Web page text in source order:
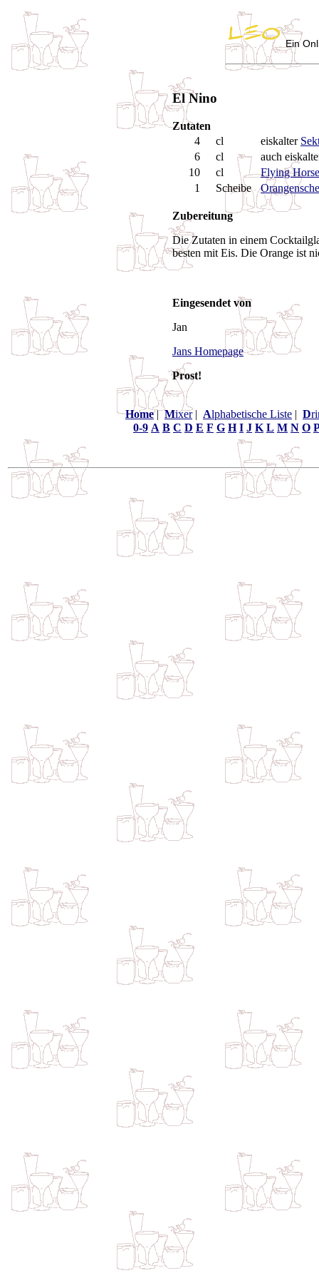
Ein
El Nino
Zutaten
4
cl eiskalter
6
cl
auch
10
cl
Flying Horse
1
Scheibe
Zubereitung
Die Zutaten in einem
besten mit Eis. Die Orange ist
Eingesendet von
Jan
Jans Homepage
Prost!
Home|Mixer| Alphabetische Liste | D
0-9 A B C D E F G H I J K L M N O